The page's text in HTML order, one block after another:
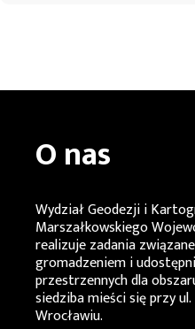
O nas
Wydział Geodezji i
Marszałkowskiego
realizuje zadania
gromadzeniem i
przestrzennych dla
siedziba mieści się przy
Wrocławiu.